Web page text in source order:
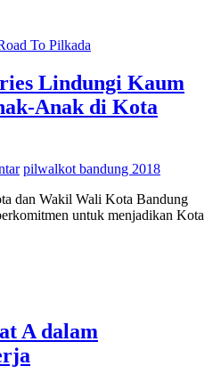
To Pilkada
Lindungi Kaum
Anak di Kota
pilwalkot bandung 2018
dan Wakil Wali Kota Bandung
untuk menjadikan Kota
A dalam